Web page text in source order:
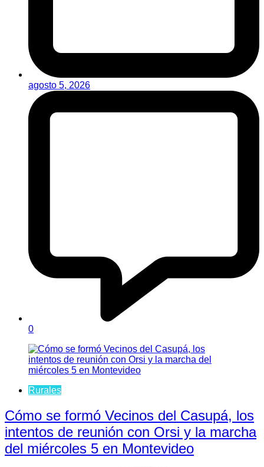
agosto 5, 2026
0
Rurales
Cómo se formó Vecinos del Casupá, los
intentos de reunión con Orsi y la marcha
del miércoles 5 en Montevideo